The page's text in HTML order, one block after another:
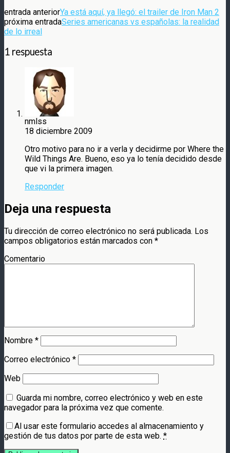
entrada anteriorYa está aquí, ya llegó: el trailer de Iron Man 2
próxima entradaSeries americanas vs españolas: la realidad
de lo irreal
1 respuesta
nmlss
18 diciembre 2009
Otro motivo para no ir a verla y decidirme por Where the
Wild Things Are. Bueno, eso ya lo tenía decidido desde
que vi la primera imagen.
Responder
Deja una respuesta
Tu dirección de correo electrónico no será publicada. Los
campos obligatorios están marcados con *
Comentario
Nombre *
Correo electrónico *
Web
Guarda mi nombre, correo electrónico y web en este
navegador para la próxima vez que comente.
Al usar este formulario accedes al almacenamiento y
gestión de tus datos por parte de esta web. *